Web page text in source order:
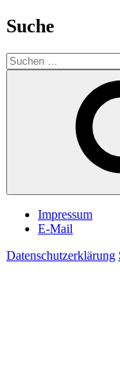
Suche
Suchen
nach:
Impressum
E-Mail
Datenschutzerklärung